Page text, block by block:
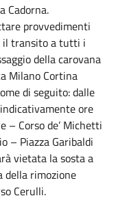
Cadorna.
provvedimenti
il transito a tutti i
della carovana
Milano Cortina
di seguito: dalle
ore
– Corso de’ Michetti
– Piazza Garibaldi
vietata la sosta a
rimozione
Cerulli.